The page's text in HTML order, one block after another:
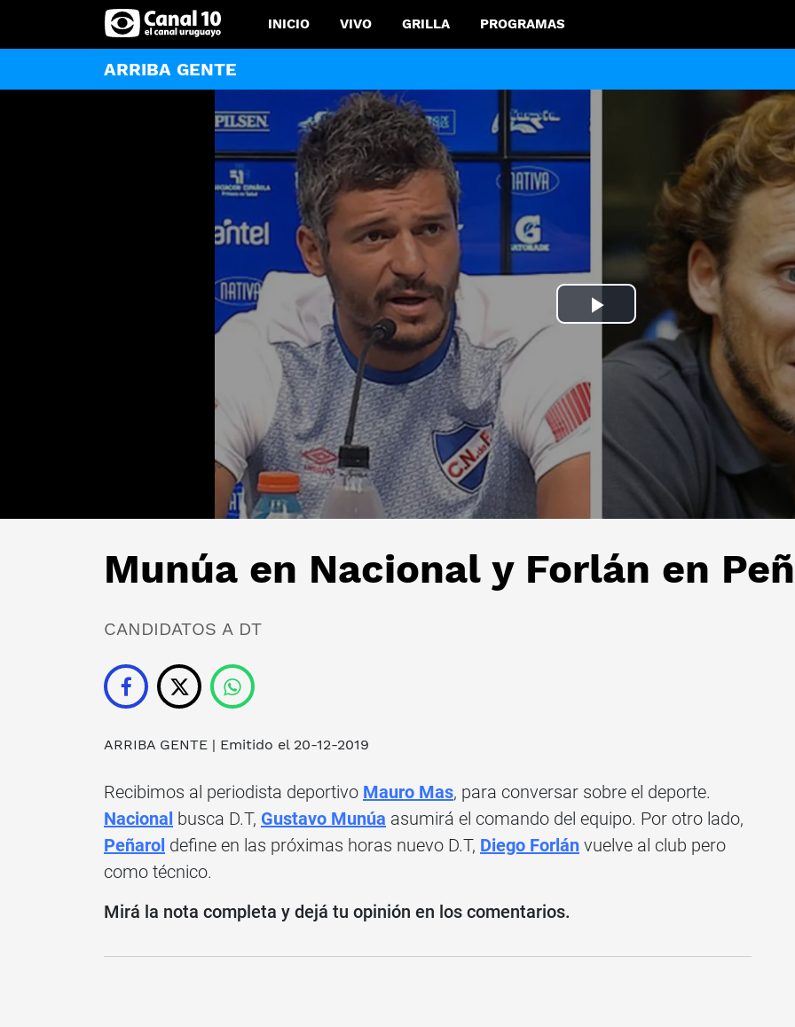
INICIO VIVO GRILLA PROGRAMAS
ARRIBA GENTE
Play
Video
Munúa en Nacional y Forlán en
CANDIDATOS A DT
ARRIBA GENTE | Emitido el 20-12-2019
Recibimos al periodista deportivo Mauro Mas, para conversar sobre el deporte.
Nacional busca D.T, Gustavo Munúa asumirá el comando del equipo. Por otro lado,
Peñarol define en las próximas horas nuevo D.T, Diego Forlán vuelve al club pero
como técnico.
Mirá la nota completa y dejá tu opinión en los comentarios.